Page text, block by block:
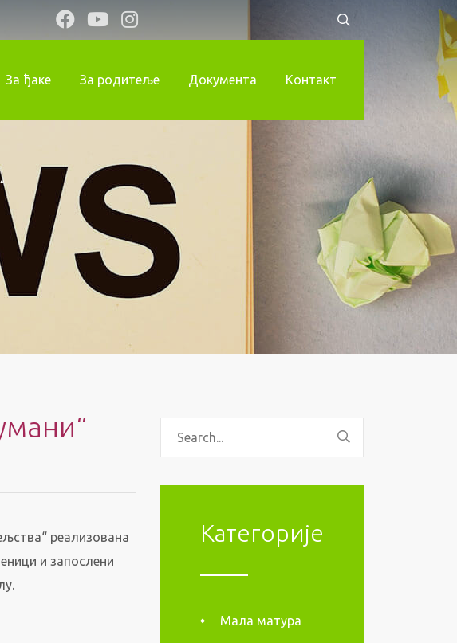
За ђаке За родитеље Документа Контакт
реализована
и запослени
Категорије
Мала матура